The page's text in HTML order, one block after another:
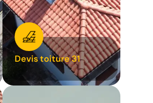
Devis toiture 31